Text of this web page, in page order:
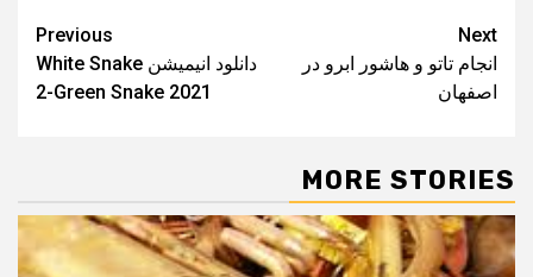
Post
navigation
Previous
دانلود انیمیشن White Snake
2-Green Snake 2021
Next
انجام تاتو و هاشور ابرو در
اصفهان
MORE STORIES